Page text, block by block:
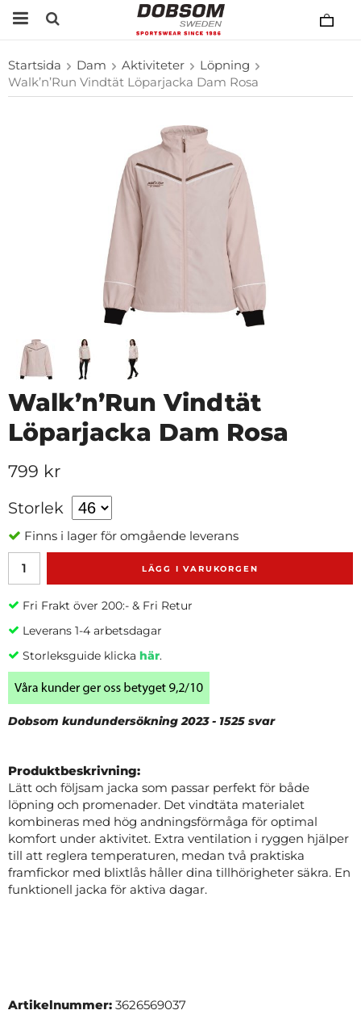
Startsida Dam Aktiviteter
Löpning
Walk’n’Run Vindtät Löparjacka Dam Rosa
Walk’n’Run Vindtät
Löparjacka Dam Rosa
799 kr
Storlek
Finns i lager för omgående leverans
LÄGG I VARUKORGEN
Fri Frakt över 200:- & Fri Retur
Leverans 1-4 arbetsdagar
Storleksguide klicka här.
Dobsom kundundersökning 2023 - 1525 svar
Produktbeskrivning:
Lätt och följsam jacka som passar perfekt för både
löpning och promenader. Det vindtäta materialet
kombineras med hög andningsförmåga för optimal
komfort under aktivitet. Extra ventilation i ryggen hjälper
till att reglera temperaturen, medan två praktiska
framfickor med blixtlås håller dina tillhörigheter säkra. En
funktionell jacka för aktiva dagar.
Artikelnummer: 3626569037